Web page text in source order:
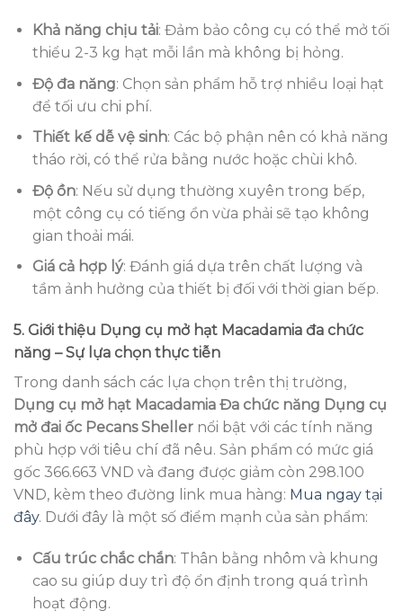
Khả năng chịu tải: Đảm bảo công cụ có thể mở tối
thiểu 2-3 kg hạt mỗi lần mà không bị hỏng.
Độ đa năng: Chọn sản phẩm hỗ trợ nhiều loại hạt
để tối ưu chi phí.
Thiết kế dễ vệ sinh: Các bộ phận nên có khả năng
tháo rời, có thể rửa bằng nước hoặc chùi khô.
Độ ồn: Nếu sử dụng thường xuyên trong bếp,
một công cụ có tiếng ồn vừa phải sẽ tạo không
gian thoải mái.
Giá cả hợp lý: Đánh giá dựa trên chất lượng và
tầm ảnh hưởng của thiết bị đối với thời gian bếp.
5. Giới thiệu Dụng cụ mở hạt Macadamia đa chức
năng – Sự lựa chọn thực tiễn
Trong danh sách các lựa chọn trên thị trường,
Dụng cụ mở hạt Macadamia Đa chức năng Dụng cụ
mở đai ốc Pecans Sheller nổi bật với các tính năng
phù hợp với tiêu chí đã nêu. Sản phẩm có mức giá
gốc 366.663 VND và đang được giảm còn 298.100
VND, kèm theo đường link mua hàng: Mua ngay tại
đây. Dưới đây là một số điểm mạnh của sản phẩm:
Cấu trúc chắc chắn: Thân bằng nhôm và khung
cao su giúp duy trì độ ổn định trong quá trình
hoạt động.